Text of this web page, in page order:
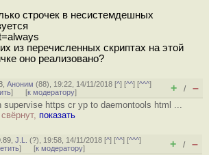
строчек в несистемдешных
из перечисленных скриптах на этой
оно реализовано?
,Аноним (88), 19:22, 14/11/2018 [^] [^^] [^^^]
] [к модератору] + / –
supervise https cr yp to daemontools html ...
показать
,J.L. (?), 19:58, 14/11/2018 [^] [^^] [^^^]
] [к модератору] + / –